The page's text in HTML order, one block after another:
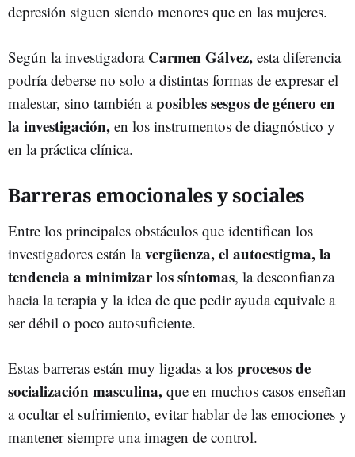
depresión siguen siendo menores que en las mujeres.
Según la investigadora Carmen Gálvez, esta diferencia
podría deberse no solo a distintas formas de expresar el
malestar, sino también aposibles sesgos de género en
la investigación, en los instrumentos de diagnóstico y
en la práctica clínica.
Barreras emocionales y sociales
Entre los principales obstáculos que identifican los
investigadores están lavergüenza, el autoestigma, la
tendencia a minimizar los síntomas, la desconfianza
hacia la terapia y la idea de que pedir ayuda equivale a
ser débil o poco autosuficiente.
Estas barreras están muy ligadas a los procesos de
socialización masculina, que en muchos casos enseñan
a ocultar el sufrimiento, evitar hablar de las emociones y
mantener siempre una imagen de control.